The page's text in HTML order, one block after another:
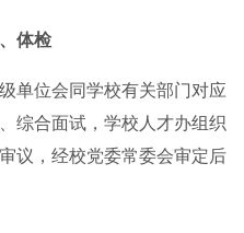
体检
单位会同学校有关部门对应
综合面试，学校人才办组织
议，经校党委常委会审定后